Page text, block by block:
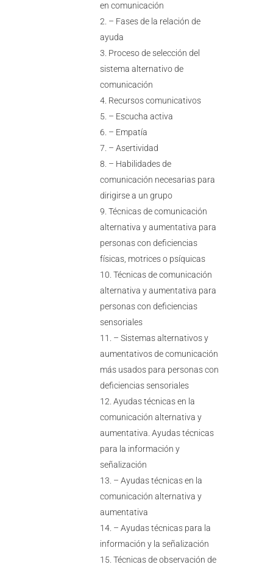
en comunicación
– Fases de la relación de
ayuda
Proceso de selección del
sistema alternativo de
comunicación
Recursos comunicativos
– Escucha activa
– Empatía
– Asertividad
– Habilidades de
comunicación necesarias para
dirigirse a un grupo
Técnicas de comunicación
alternativa y aumentativa para
personas con deficiencias
físicas, motrices o psíquicas
Técnicas de comunicación
alternativa y aumentativa para
personas con deficiencias
sensoriales
– Sistemas alternativos y
aumentativos de comunicación
más usados para personas con
deficiencias sensoriales
Ayudas técnicas en la
comunicación alternativa y
aumentativa. Ayudas técnicas
para la información y
señalización
– Ayudas técnicas en la
comunicación alternativa y
aumentativa
– Ayudas técnicas para la
información y la señalización
Técnicas de observación de